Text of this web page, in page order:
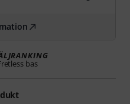
bas